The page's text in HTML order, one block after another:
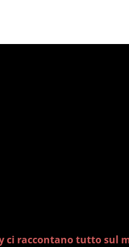
ci raccontano tutto sul